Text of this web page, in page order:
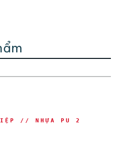
// NHỰA PU 2